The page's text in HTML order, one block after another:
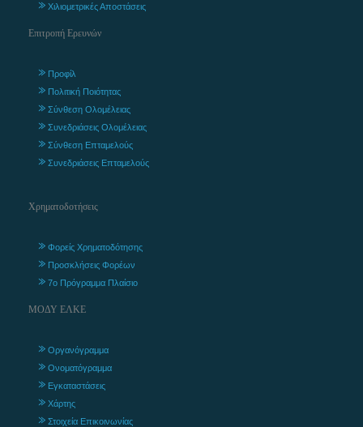
Χιλιομετρικές Αποστάσεις
Επιτροπή Ερευνών
Προφίλ
Πολιτική Ποιότητας
Σύνθεση Ολομέλειας
Συνεδριάσεις Ολομέλειας
Σύνθεση Επταμελούς
Συνεδριάσεις Επταμελούς
Χρηματοδοτήσεις
Φορείς Χρηματοδότησης
Προσκλήσεις Φορέων
7ο Πρόγραμμα Πλαίσιο
ΜΟΔΥ ΕΛΚΕ
Οργανόγραμμα
Ονοματόγραμμα
Εγκαταστάσεις
Χάρτης
Στοιχεία Επικοινωνίας